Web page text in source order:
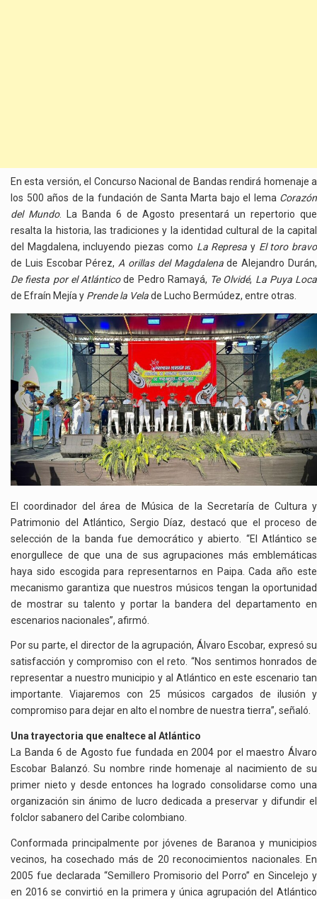
En esta versión, el Concurso Nacional de Bandas rendirá homenaje a
los 500 años de la fundación de Santa Marta bajo el lema Corazón
del Mundo. La Banda 6 de Agosto presentará un repertorio que
resalta la historia, las tradiciones y la identidad cultural de la capital
del Magdalena, incluyendo piezas como La Represa y El toro bravo
de Luis Escobar Pérez, A orillas del Magdalenade Alejandro Durán,
De fiesta por el Atlánticode Pedro Ramayá, Te Olvidé, La Puya Loca
de Efraín Mejía y Prende la Velade Lucho Bermúdez, entre otras.
El coordinador del área de Música de la Secretaría de Cultura y
Patrimonio del Atlántico, Sergio Díaz, destacó que el proceso de
selección de la banda fue democrático y abierto. “El Atlántico se
enorgullece de que una de sus agrupaciones más emblemáticas
haya sido escogida para representarnos en Paipa. Cada año este
mecanismo garantiza que nuestros músicos tengan la oportunidad
de mostrar su talento y portar la bandera del departamento en
escenarios nacionales”, afirmó.
Por su parte, el director de la agrupación, Álvaro Escobar, expresó su
satisfacción y compromiso con el reto. “Nos sentimos honrados de
representar a nuestro municipio y al Atlántico en este escenario tan
importante. Viajaremos con 25 músicos cargados de ilusión y
compromiso para dejar en alto el nombre de nuestra tierra”, señaló.
Una trayectoria que enaltece al Atlántico
La Banda 6 de Agosto fue fundada en 2004 por el maestro Álvaro
Escobar Balanzó. Su nombre rinde homenaje al nacimiento de su
primer nieto y desde entonces ha logrado consolidarse como una
organización sin ánimo de lucro dedicada a preservar y difundir el
folclor sabanero del Caribe colombiano.
Conformada principalmente por jóvenes de Baranoa y municipios
vecinos, ha cosechado más de 20 reconocimientos nacionales. En
2005 fue declarada “Semillero Promisorio del Porro” en Sincelejo y
en 2016 se convirtió en la primera y única agrupación del Atlántico